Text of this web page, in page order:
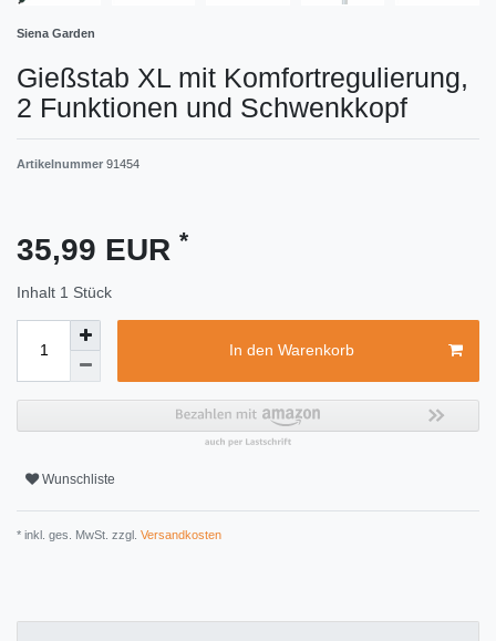
Siena Garden
Gießstab XL mit Komfortregulierung,
2 Funktionen und Schwenkkopf
Artikelnummer 91454
35,99 EUR *
Inhalt 1 Stück
In den Warenkorb
Wunschliste
* inkl. ges. MwSt. zzgl. Versandkosten